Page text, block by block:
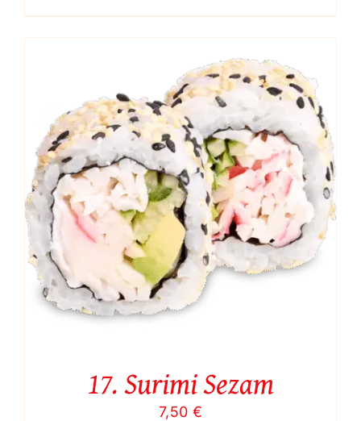
17. Surimi Sezam
7,50 €